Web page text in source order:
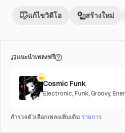
แก้ไขวิดีโอ สร้างใหม่
แนะนำเพลงฟรี
Cosmic Funk
Electronic, Funk,Groovy,
สำรวจตัวเลือกเพลงเพิ่มเติม รายการ